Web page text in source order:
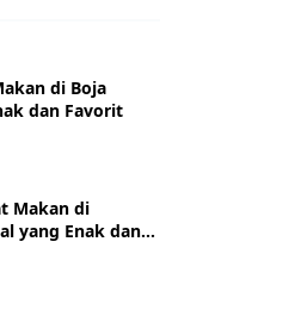
di Boja
dan Favorit
Makan di
yang Enak dan